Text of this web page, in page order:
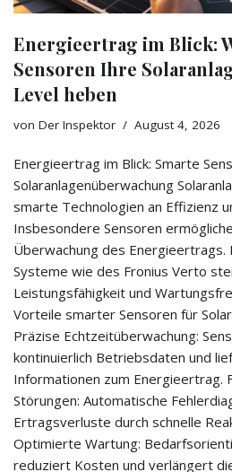
Energieertrag im Blick:
Sensoren Ihre
Level heben
von Der Inspektor August 4, 2026
Energieertrag im Blick: Smarte
Solaranlagenüberwachung
smarte Technologien an Effizienz
Insbesondere Sensoren
Überwachung des
Systeme wie des Fronius Verto
Leistungsfähigkeit und
Vorteile smarter Sensoren für
Präzise Echtzeitüberwachung:
kontinuierlich Betriebsdaten und
Informationen zum Energieertrag.
Störungen: Automatische
Ertragsverluste durch schnelle
Optimierte Wartung:
reduziert Kosten und verlängert